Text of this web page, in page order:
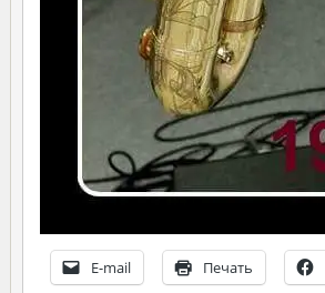
E-mail Печать